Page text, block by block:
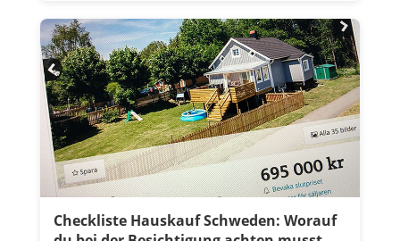
Checkliste Hauskauf Schweden: Worauf